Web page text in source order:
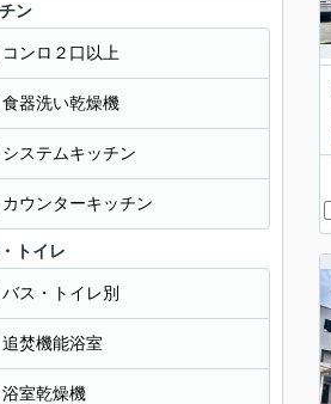
ン
コンロ２口以上
食器洗い乾燥機
システムキッチン
カウンターキッチン
トイレ
バス・トイレ別
追焚機能浴室
浴室乾燥機